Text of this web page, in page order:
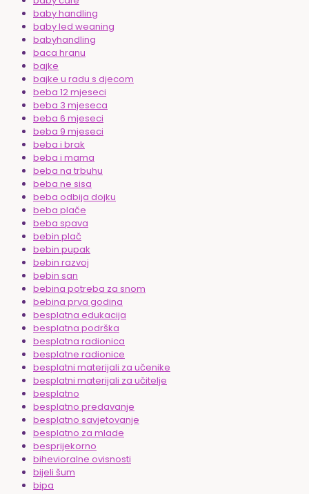
baby handling
baby led weaning
babyhandling
baca hranu
bajke
bajke u radu s djecom
beba 12 mjeseci
beba 3 mjeseca
beba 6 mjeseci
beba 9 mjeseci
beba i brak
beba i mama
beba na trbuhu
beba ne sisa
beba odbija dojku
beba plače
beba spava
bebin plač
bebin pupak
bebin razvoj
bebin san
bebina potreba za snom
bebina prva godina
besplatna edukacija
besplatna podrška
besplatna radionica
besplatne radionice
besplatni materijali za učenike
besplatni materijali za učitelje
besplatno
besplatno predavanje
besplatno savjetovanje
besplatno za mlade
besprijekorno
bihevioralne ovisnosti
bijeli šum
bipa